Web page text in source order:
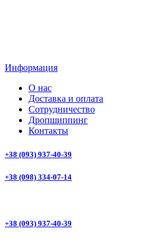
Информация
О нас
Доставка и оплата
Сотрудничество
Дропшиппинг
Контакты
+38 (093) 937-40-39
+38 (098) 334-07-14
+38 (093) 937-40-39